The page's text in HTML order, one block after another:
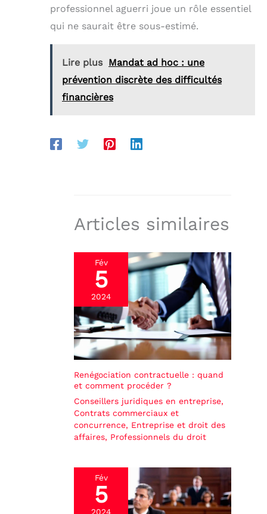
professionnel aguerri joue un rôle essentiel
qui ne saurait être sous-estimé.
Lire plus Mandat ad hoc : une
prévention discrète des difficultés
financières
Articles similaires
Fév
5
2024
Renégociation contractuelle : quand
et comment procéder ?
Conseillers juridiques en entreprise,
Contrats commerciaux et
concurrence, Entreprise et droit des
affaires, Professionnels du droit
Fév
5
2024